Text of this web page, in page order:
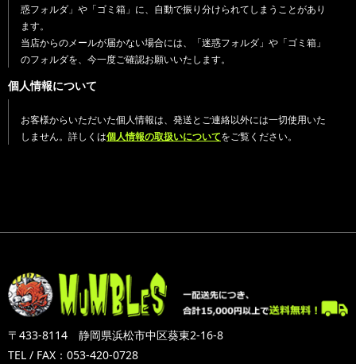
惑フォルダ」や「ゴミ箱」に、自動で振り分けられてしまうことがあり
ます。
当店からのメールが届かない場合には、「迷惑フォルダ」や「ゴミ箱」
のフォルダを、今一度ご確認お願いいたします。
個人情報について
お客様からいただいた個人情報は、発送とご連絡以外には一切使用いた
しません。詳しくは個人情報の取扱いについてをご覧ください。
〒433-8114 静岡県浜松市中区葵東2-16-8
TEL / FAX：053-420-0728